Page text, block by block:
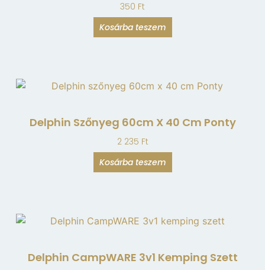
350 Ft
Kosárba teszem
Delphin Szőnyeg 60cm X 40 Cm Ponty
2 235 Ft
Kosárba teszem
Delphin CampWARE 3v1 Kemping Szett